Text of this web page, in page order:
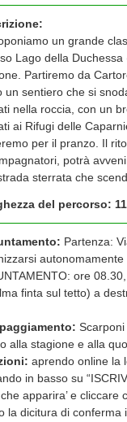
un grande
Lago della
Partiremo da
un sentiero che si
nella roccia, con un
ai Rifugi delle
per il pranzo. Il
potrà
sterrata che
del percorso:
Partenza:
ore
finta sul tetto) a
alla stagione e alla
aprendo online la
in basso su
apparira’ e cliccare
la dicitura di